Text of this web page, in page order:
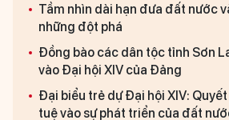
Tầm nhìn dài hạn đưa đất nước
những đột phá
Đồng bào các dân tộc tỉnh Sơn
vào Đại hội XIV của Đảng
Đại biểu trẻ dự Đại hội XIV:
tuệ vào sự phát triển của đất